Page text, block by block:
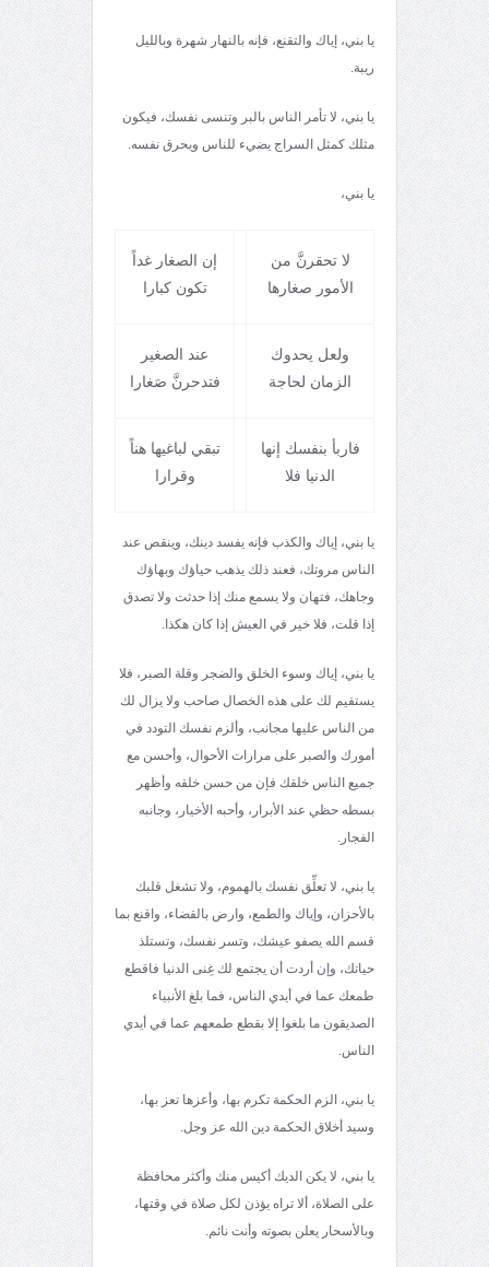
يا بني، إياك والتقنع، فإنه بالنهار شهرة وبالليل
ريبة.
يا بني، لا تأمر الناس بالبر وتنسى نفسك، فيكون
مثلك كمثل السراج يضيء للناس ويحرق نفسه.
يا بني،
لا تحقرنَّ من
الأمور صغارها
إن الصغار غداً
تكون كبارا
ولعل يحدوك
الزمان لحاجة
عند الصغير
فتدحرنَّ صَغارا
فاربأ بنفسك إنها
الدنيا فلا
تبقي لباغيها هناً
وقرارا
يا بني، إياك والكذب فإنه يفسد دينك، وينقص عند
الناس مروتك، فعند ذلك يذهب حياؤك وبهاؤك
وجاهك، فتهان ولا يسمع منك إذا حدثت ولا تصدق
إذا قلت، فلا خير في العيش إذا كان هكذا.
يا بني، إياك وسوء الخلق والضجر وقلة الصبر، فلا
يستقيم لك على هذه الخصال صاحب ولا يزال لك
من الناس عليها مجانب، وألزم نفسك التودد في
أمورك والصبر على مرارات الأحوال، وأحسن مع
جميع الناس خلقك فإن من حسن خلقه وأظهر
بسطه حظي عند الأبرار، وأحبه الأخيار، وجانبه
الفجار.
يا بني، لا تعلِّق نفسك بالهموم، ولا تشغل قلبك
بالأحزان، وإياك والطمع، وارض بالقضاء، واقنع بما
قسم الله يصفو عيشك، وتسر نفسك، وتستلذ
حياتك، وإن أردت أن يجتمع لك غِنى الدنيا فاقطع
طمعك عما في أيدي الناس، فما بلغ الأنبياء
الصديقون ما بلغوا إلا بقطع طمعهم عما في أيدي
الناس.
يا بني، الزم الحكمة تكرم بها، وأعزها تعز بها،
وسيد أخلاق الحكمة دين الله عز وجل.
يا بني، لا يكن الديك أكيس منك وأكثر محافظة
على الصلاة، ألا تراه يؤذن لكل صلاة في وقتها،
وبالأسحار يعلن بصوته وأنت نائم.